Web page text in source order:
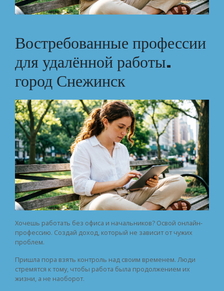
Востребованные профессии
для удалённой работы.
город Снежинск
Хочешь работать без офиса и начальников? Освой онлайн-
профессию. Создай доход, который не зависит от чужих
проблем.
Пришла пора взять контроль над своим временем. Люди
стремятся к тому, чтобы работа была продолжением их
жизни, а не наоборот.